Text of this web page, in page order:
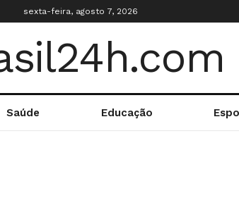
sexta-feira, agosto 7, 2026
Saúde Educação